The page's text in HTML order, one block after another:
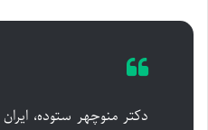
دکتر منوچهر ستوده،